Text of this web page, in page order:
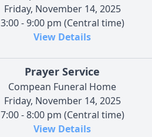
Friday, November 14, 2025
3:00 - 9:00 pm (Central time)
View Details
Prayer Service
Compean Funeral Home
Friday, November 14, 2025
7:00 - 8:00 pm (Central time)
View Details